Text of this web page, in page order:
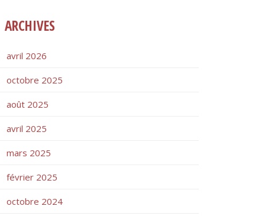
ARCHIVES
avril 2026
octobre 2025
août 2025
avril 2025
mars 2025
février 2025
octobre 2024